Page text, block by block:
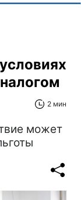
2 мин
может